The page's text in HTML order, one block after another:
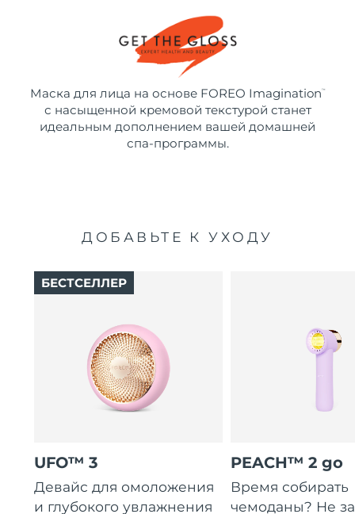
Маска для лица на основе FOREO Imagination ™
с насыщенной кремовой текстурой станет
идеальным дополнением вашей домашней
спа-программы.
ДОБАВЬТЕ К УХОДУ
UFO™ 3
Девайс для омоложения
и глубокого увлажнения
БЕСТСЕЛЛЕР
PEACH™ 2 go
Время собирать
чемоданы? Не